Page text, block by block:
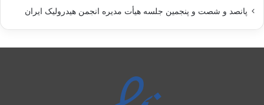
پانصد و شصت و پنجمين جلسه هيأت مديره انجمن هيدروليک ايران